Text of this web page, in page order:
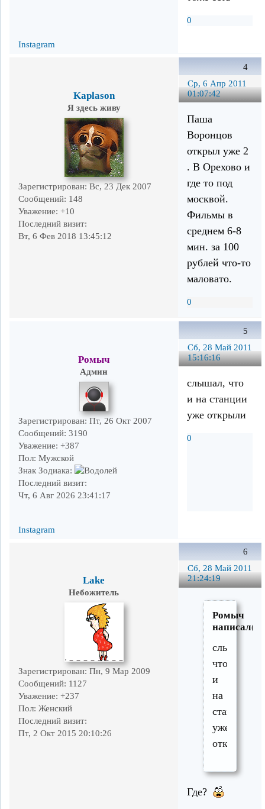
0
Instagram
4
Ср, 6 Апр 2011
01:07:42
Kaplason
Я здесь живу
Зарегистрирован: Вс, 23 Дек 2007
Сообщений: 148
Уважение: +10
Последний визит:
Вт, 6 Фев 2018 13:45:12
Паша
Воронцов
открыл уже 2
. В Орехово и
где то под
москвой.
Фильмы в
среднем 6-8
мин. за 100
рублей что-то
маловато.
0
5
Сб, 28 Май 2011
15:16:16
Ромыч
Админ
Зарегистрирован: Пт, 26 Окт 2007
Сообщений: 3190
Уважение: +387
Пол: Мужской
Знак Зодиака:
Последний визит:
Чт, 6 Авг 2026 23:41:17
слышал, что
и на станции
уже открыли
0
Instagram
6
Сб, 28 Май 2011
21:24:19
Lake
Небожитель
Зарегистрирован: Пн, 9 Мар 2009
Сообщений: 1127
Уважение: +237
Пол: Женский
Последний визит:
Пт, 2 Окт 2015 20:10:26
Ромыч
слышал,
что
и
на
станции
уже
открыли
Где?